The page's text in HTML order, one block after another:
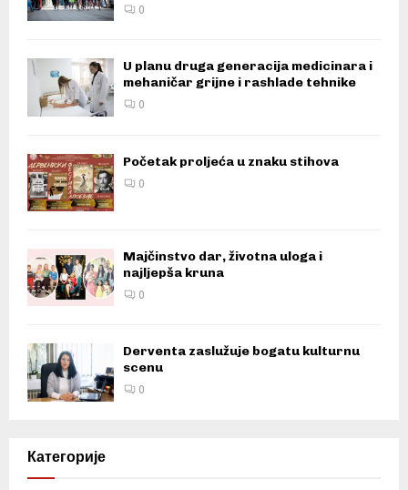
0
U planu druga generacija medicinara i
mehaničar grijne i rashlade tehnike
0
Početak proljeća u znaku stihova
0
Majčinstvo dar, životna uloga i
najljepša kruna
0
Derventa zaslužuje bogatu kulturnu
scenu
0
Категорије